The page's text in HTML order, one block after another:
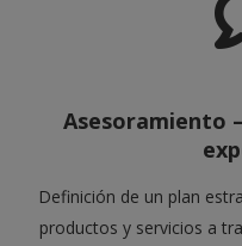
Asesoramiento
Definición de un plan
productos y servicios a